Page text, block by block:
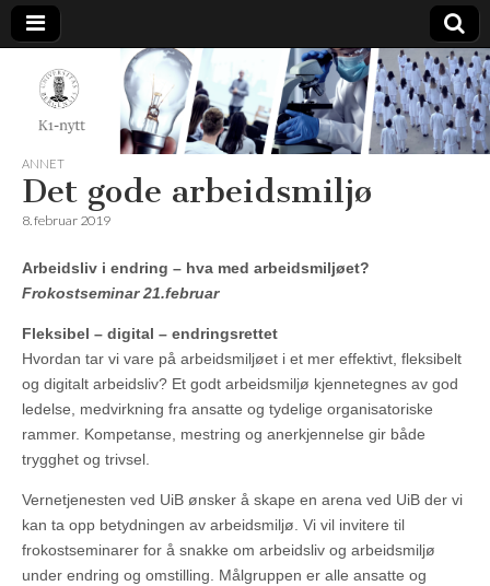
K1-
Nytt
ANNET
Det gode arbeidsmiljø
8. februar 2019
Arbeidsliv i endring – hva med arbeidsmiljøet?
Frokostseminar 21.februar
Fleksibel – digital – endringsrettet
Hvordan tar vi vare på arbeidsmiljøet i et mer effektivt, fleksibelt
og digitalt arbeidsliv? Et godt arbeidsmiljø kjennetegnes av god
ledelse, medvirkning fra ansatte og tydelige organisatoriske
rammer. Kompetanse, mestring og anerkjennelse gir både
trygghet og trivsel.
Vernetjenesten ved UiB ønsker å skape en arena ved UiB der vi
kan ta opp betydningen av arbeidsmiljø. Vi vil invitere til
frokostseminarer for å snakke om arbeidsliv og arbeidsmiljø
under endring og omstilling. Målgruppen er alle ansatte og